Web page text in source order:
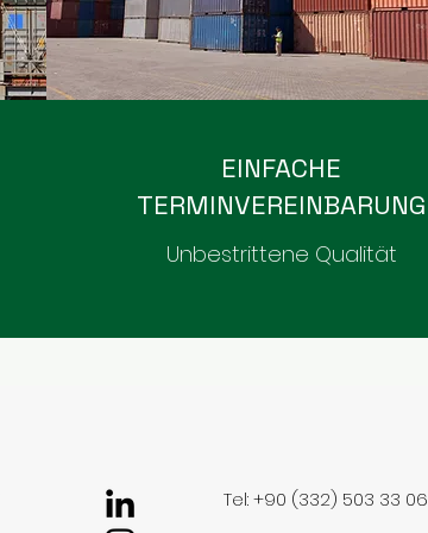
EINFACHE
TERMINVEREINBARUNG
Unbestrittene Qualität
Tel: +90 (332) 503 33 06